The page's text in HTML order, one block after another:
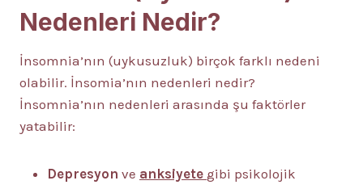
Nedenleri Nedir?
İnsomnia’nın (uykusuzluk) birçok farklı nedeni
olabilir. İnsomia’nın nedenleri nedir?
İnsomnia’nın nedenleri arasında şu faktörler
yatabilir:
Depresyon ve anksiyete gibi psikolojik